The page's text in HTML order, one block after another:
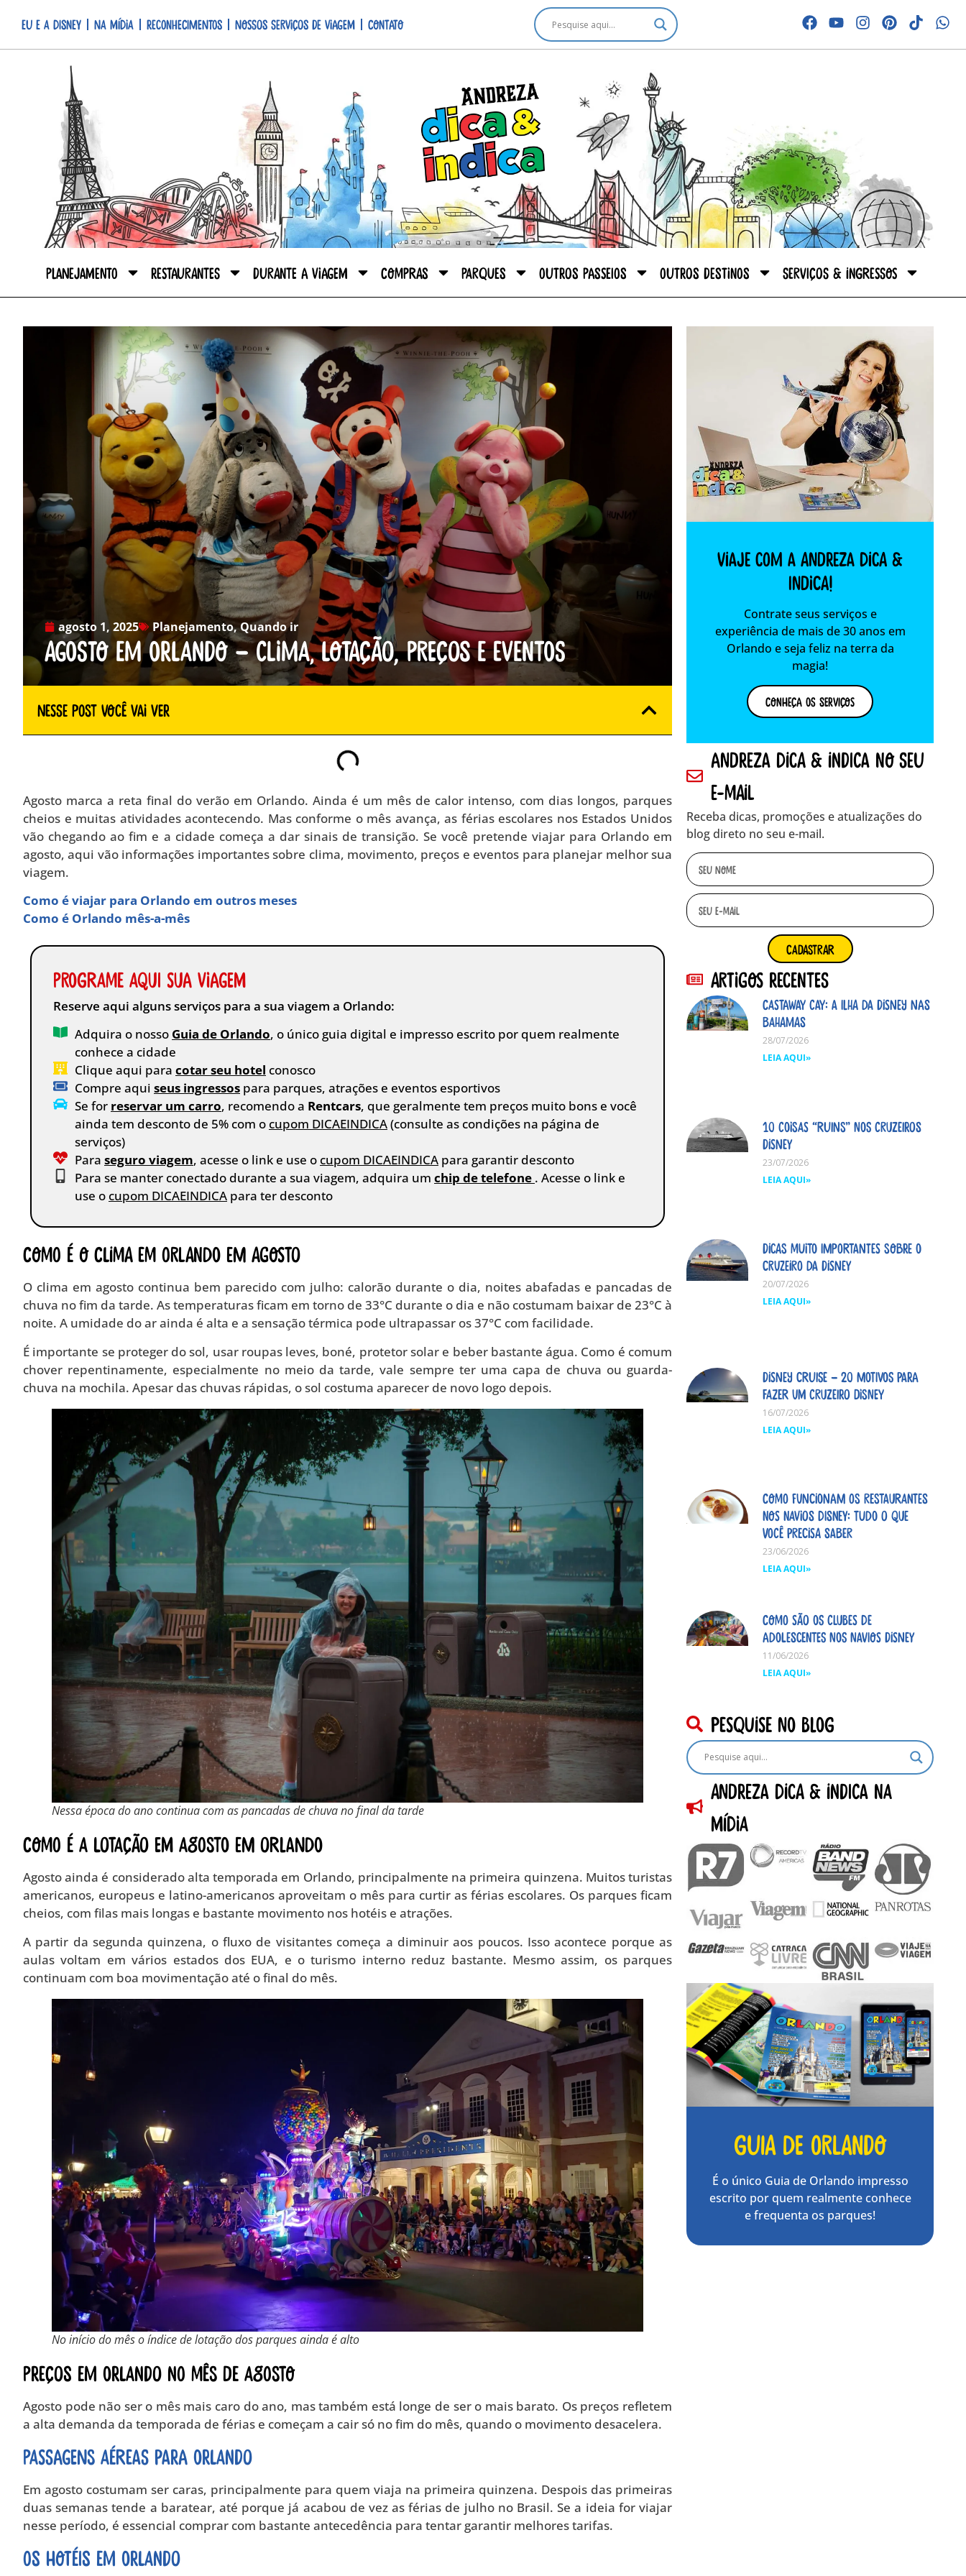
Eu e a Disney Na mídia Reconhecimentos Nossos serviços de viagem Contato
Planejamento Restaurantes Durante a Viagem Compras Parques Outros passeios Outros destinos Serviços & Ingressos
agosto 1, 2025 Planejamento,Quando ir
Agosto em Orlando – clima, lotação, preços e eventos
Nesse Post você vai ver
Agosto marca a reta final do verão em Orlando. Ainda é um mês de calor intenso, com dias longos, parques
cheios e muitas atividades acontecendo. Mas conforme o mês avança, as férias escolares nos Estados Unidos
vão chegando ao fim e a cidade começa a dar sinais de transição. Se você pretende viajar para Orlando em
agosto, aqui vão informações importantes sobre clima, movimento, preços e eventos para planejar melhor sua
viagem.
Como é viajar para Orlando em outros meses
Como é Orlando mês-a-mês
Programe aqui sua viagem
Reserve aqui alguns serviços para a sua viagem a Orlando:
Adquira o nosso Guia de Orlando, o único guia digital e impresso escrito por quem realmente
conhece a cidade
Clique aqui para cotar seu hotel conosco
Compre aqui seus ingressos para parques, atrações e eventos esportivos
Se for reservar um carro, recomendo a Rentcars, que geralmente tem preços muito bons e você
ainda tem desconto de 5% com o cupom DICAEINDICA(consulte as condições na página de
serviços)
Para seguro viagem, acesse o link e use o cupom DICAEINDICA para garantir desconto
Para se manter conectado durante a sua viagem, adquira um chip de telefone . Acesse o link e
use o cupom DICAEINDICA para ter desconto
Como é o clima em Orlando em agosto
O clima em agosto continua bem parecido com julho: calorão durante o dia, noites abafadas e pancadas de
chuva no fim da tarde. As temperaturas ficam em torno de 33°C durante o dia e não costumam baixar de 23°C à
noite. A umidade do ar ainda é alta e a sensação térmica pode ultrapassar os 37°C com facilidade.
É importante se proteger do sol, usar roupas leves, boné, protetor solar e beber bastante água. Como é comum
chover repentinamente, especialmente no meio da tarde, vale sempre ter uma capa de chuva ou guarda-
chuva na mochila. Apesar das chuvas rápidas, o sol costuma aparecer de novo logo depois.
Nessa época do ano continua com as pancadas de chuva no final da tarde
Como é a lotação em agosto em Orlando
Agosto ainda é considerado alta temporada em Orlando, principalmente na primeira quinzena. Muitos turistas
americanos, europeus e latino-americanos aproveitam o mês para curtir as férias escolares. Os parques ficam
cheios, com filas mais longas e bastante movimento nos hotéis e atrações.
A partir da segunda quinzena, o fluxo de visitantes começa a diminuir aos poucos. Isso acontece porque as
aulas voltam em vários estados dos EUA, e o turismo interno reduz bastante. Mesmo assim, os parques
continuam com boa movimentação até o final do mês.
No início do mês o índice de lotação dos parques ainda é alto
Preços em Orlando no mês de agosto
Agosto pode não ser o mês mais caro do ano, mas também está longe de ser o mais barato. Os preços refletem
a alta demanda da temporada de férias e começam a cair só no fim do mês, quando o movimento desacelera.
Passagens aéreas para Orlando
Em agosto costumam ser caras, principalmente para quem viaja na primeira quinzena. Despois das primeiras
duas semanas tende a baratear, até porque já acabou de vez as férias de julho no Brasil. Se a ideia for viajar
nesse período, é essencial comprar com bastante antecedência para tentar garantir melhores tarifas.
Os hotéis em Orlando
Viaje com a Andreza dica &
indica!
Contrate seus serviços e
experiência de mais de 30 anos em
Orlando e seja feliz na terra da
magia!
Conheça os Serviços
andreza dica & indica no seu
e-mail
Receba dicas, promoções e atualizações do
blog direto no seu e-mail.
cadastrar
Artigos Recentes
Castaway Cay: A ilha da Disney nas
Bahamas
28/07/2026
LEIA AQUI»
10 coisas “ruins” nos cruzeiros
Disney
23/07/2026
LEIA AQUI»
Dicas MUITO importantes sobre o
cruzeiro da Disney
20/07/2026
LEIA AQUI»
Disney Cruise – 20 motivos para
fazer um cruzeiro Disney
16/07/2026
LEIA AQUI»
Como funcionam os restaurantes
nos navios Disney: tudo o que
você precisa saber
23/06/2026
LEIA AQUI»
Como são os clubes de
adolescentes nos navios Disney
11/06/2026
LEIA AQUI»
pesquise no blog
Andreza dica & indica na
Mídia
Guia de Orlando
É o único Guia de Orlando impresso
escrito por quem realmente conhece
e frequenta os parques!